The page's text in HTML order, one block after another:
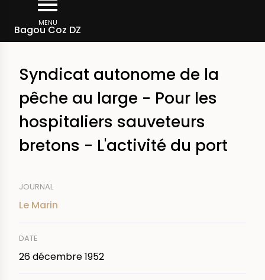
contenu
MENU
Bagou Coz DZ
d'Ariane
Rechercher dans la presse
Syndicat autonome de la
pêche au large - Pour les
hospitaliers sauveteurs
bretons - L'activité du port
JOURNAL
Le Marin
DATE
26 décembre 1952